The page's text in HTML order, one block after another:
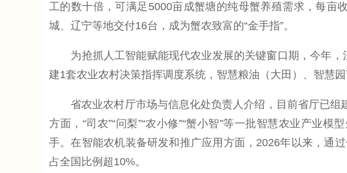
工的数十倍，可满足5000亩成蟹塘的纯母蟹养殖需求，每亩
城、辽宁等地交付16台，成为蟹农致富的“金手指”。
为抢抓人工智能赋能现代农业发展的关键窗口期，今年，
建1套农业农村决策指挥调度系统，智慧粮油（大田）、智慧
省农业农村厅市场与信息化处负责人介绍，目前省厅已组
方面，“司农”“问梨”“农小修”“蟹小智”等一批智慧农业产业模
手。在智能农机装备研发和推广应用方面，2026年以来，通
占全国比例超10%。